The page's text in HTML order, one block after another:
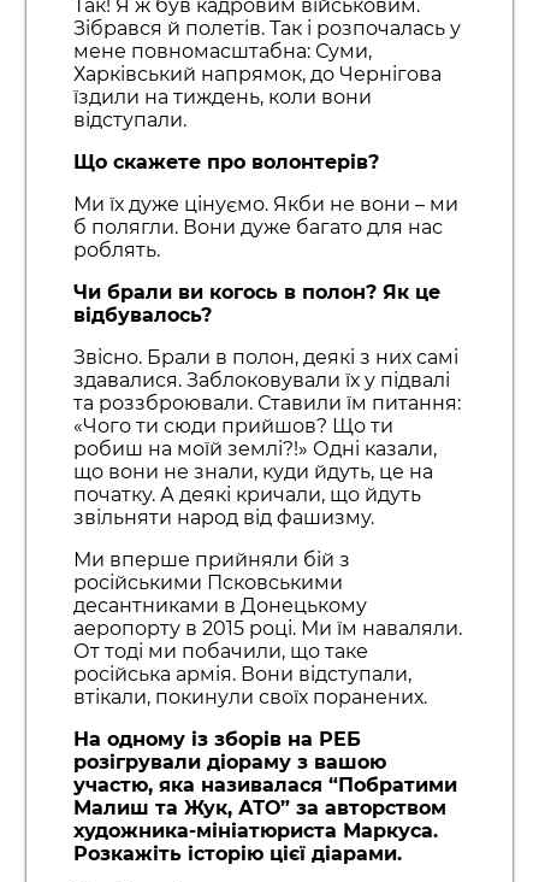
Так! Я ж був кадровим військовим.
Зібрався й полетів. Так і розпочалась у
мене повномасштабна: Суми,
Харківський напрямок, до Чернігова
їздили на тиждень, коли вони
відступали.
Що скажете про волонтерів?
Ми їх дуже цінуємо. Якби не вони – ми
б полягли. Вони дуже багато для нас
роблять.
Чи брали ви когось в полон? Як це
відбувалось?
Звісно. Брали в полон, деякі з них самі
здавалися. Заблоковували їх у підвалі
та роззброювали. Ставили їм питання:
«Чого ти сюди прийшов? Що ти
робиш на моїй землі?!» Одні казали,
що вони не знали, куди йдуть, це на
початку. А деякі кричали, що йдуть
звільняти народ від фашизму.
Ми вперше прийняли бій з
російськими Псковськими
десантниками в Донецькому
аеропорту в 2015 році. Ми їм наваляли.
От тоді ми побачили, що таке
російська армія. Вони відступали,
втікали, покинули своїх поранених.
На одному із зборів на РЕБ
розігрували діораму з вашою
участю, яка називалася “Побратими
Малиш та Жук, АТО” за авторством
художника-мініатюриста Маркуса.
Розкажіть історію цієї діарами.